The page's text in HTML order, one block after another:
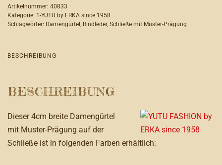
Artikelnummer: 40833
Kategorie: 1-YUTU by ERKA since 1958
Schlagwörter: Damengürtel , Rindleder, Schließe mit Muster-Prägung
BESCHREIBUNG
BESCHREIBUNG
Dieser 4cm breite Damengürtel
mit Muster-Prägung auf der
Schließe ist in folgenden Farben erhältlich: